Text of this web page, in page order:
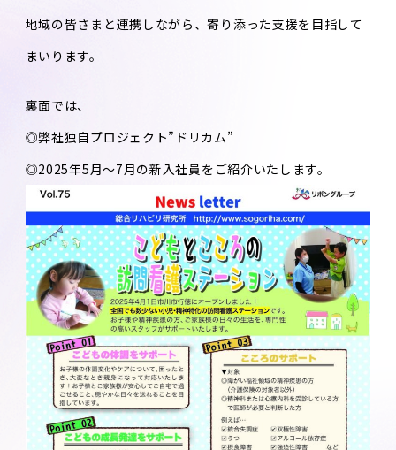
地域の皆さまと連携しながら、寄り添った支援を目指して
まいります。
裏面では、
◎弊社独自プロジェクト”ドリカム”
◎2025年5月～7月の新入社員をご紹介いたします。